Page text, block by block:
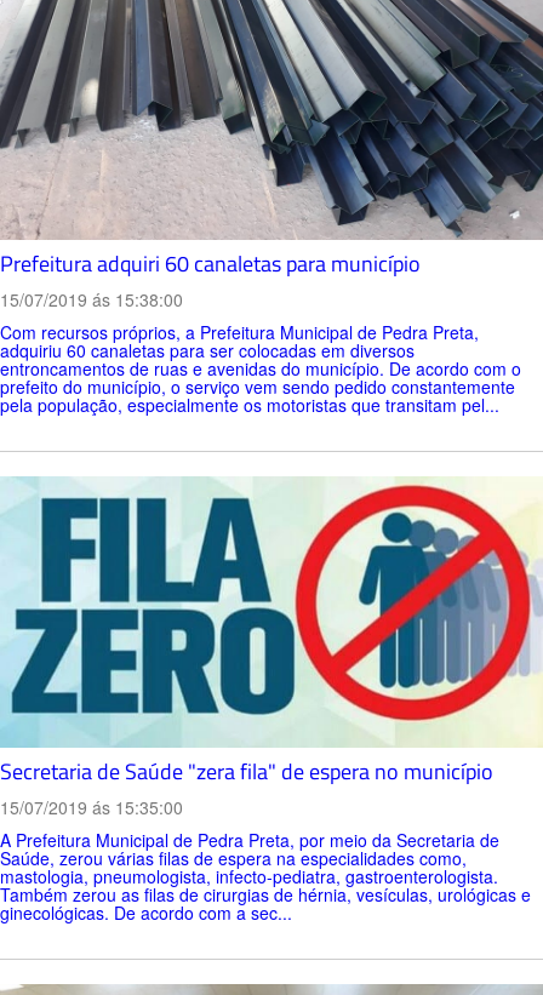
Prefeitura adquiri 60 canaletas para município
15/07/2019 ás 15:38:00
Com recursos próprios, a Prefeitura Municipal de Pedra Preta,
adquiriu 60 canaletas para ser colocadas em diversos
entroncamentos de ruas e avenidas do município. De acordo com o
prefeito do município, o serviço vem sendo pedido constantemente
pela população, especialmente os motoristas que transitam pel...
Secretaria de Saúde "zera fila" de espera no município
15/07/2019 ás 15:35:00
A Prefeitura Municipal de Pedra Preta, por meio da Secretaria de
Saúde, zerou várias filas de espera na especialidades como,
mastologia, pneumologista, infecto-pediatra, gastroenterologista.
Também zerou as filas de cirurgias de hérnia, vesículas, urológicas e
ginecológicas. De acordo com a sec...